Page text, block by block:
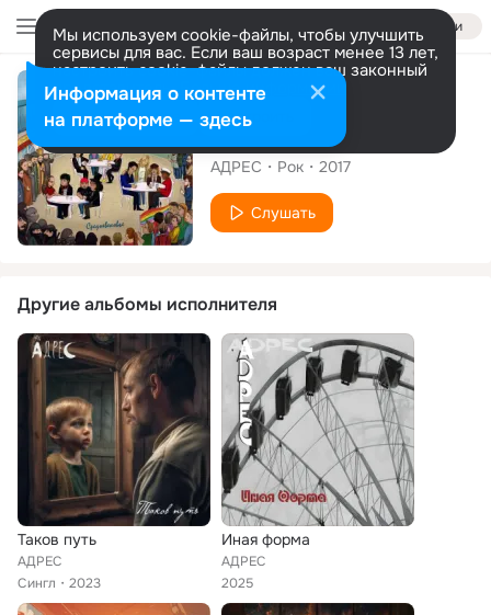
Войти
Мы используем cookie-файлы, чтобы улучшить
сервисы для вас. Если ваш возраст менее 13 лет,
настроить cookie-файлы должен ваш законный
представитель. Больше информации
Разрешить все Настроить
Альбом
Средневековье
АДРЕС Рок 2017
Слушать
Другие альбомы исполнителя
Таков путь
АДРЕС
Сингл
2023
Иная форма
АДРЕС
2025
Информация о контенте
на платформе — здесь